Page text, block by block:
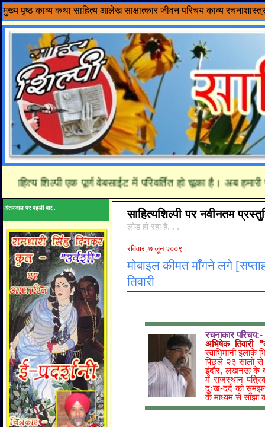
मुख्य पृष्ठ काव्य कथा साहित्य आलेख साक्षात्कार जीवन परिचय काव्य
शिल्पी एक पूर्ण वेबसाईट में परिवर्तित हो चूका है। अब
अंतरजाल पर पहली बार.. साहित्यशिल्पी पर नवीनतम
लोड हो रहा है. . .
रविवार, ७ जून २००९
मोबाइल कीमत माँगने लगे
तिवारी
रचनाकार परिचय:-
अभिषेक तिवारी
स्वाभिमानी इलाके
पिछले २३ सालों से
इंदौर, लखनऊ के
में राजस्थान
दुःख-दर्द को
के माध्यम से साँझा